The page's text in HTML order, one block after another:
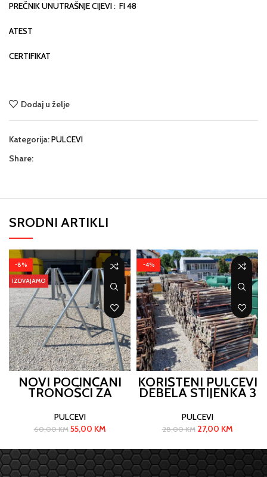
PREČNIK UNUTRAŠNJE CIJEVI : FI 48
ATEST
CERTIFIKAT
Dodaj u želje
Kategorija:PULCEVI
Share:
SRODNI ARTIKLI
-8%
IZDVAJAMO
NOVI POCINČANI
TRONOŠCI ZA
PULCEVI
60,00KM 55,00 KM
-4%
KORIŠTENI PULCEVI
DEBELA STIJENKA 3
PULCEVI
28,00KM 27,00 KM